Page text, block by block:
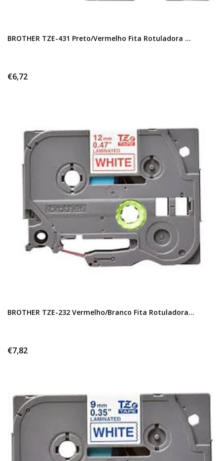
BROTHER TZE-431 Preto/Vermelho Fita Rotuladora ...
€6,72
BROTHER TZE-232 Vermelho/Branco Fita Rotuladora...
€7,82